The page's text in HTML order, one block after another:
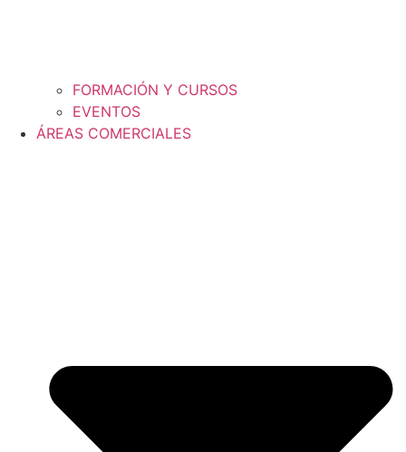
FORMACIÓN Y CURSOS
EVENTOS
ÁREAS COMERCIALES